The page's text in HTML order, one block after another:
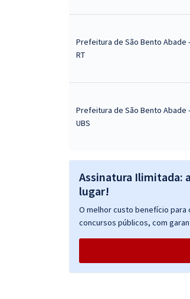
Prefeitura de São Bento Abade
RT
Prefeitura de São Bento Abade
UBS
Assinatura Ilimitada:
lugar!
O melhor custo benefício para
concursos públicos, com